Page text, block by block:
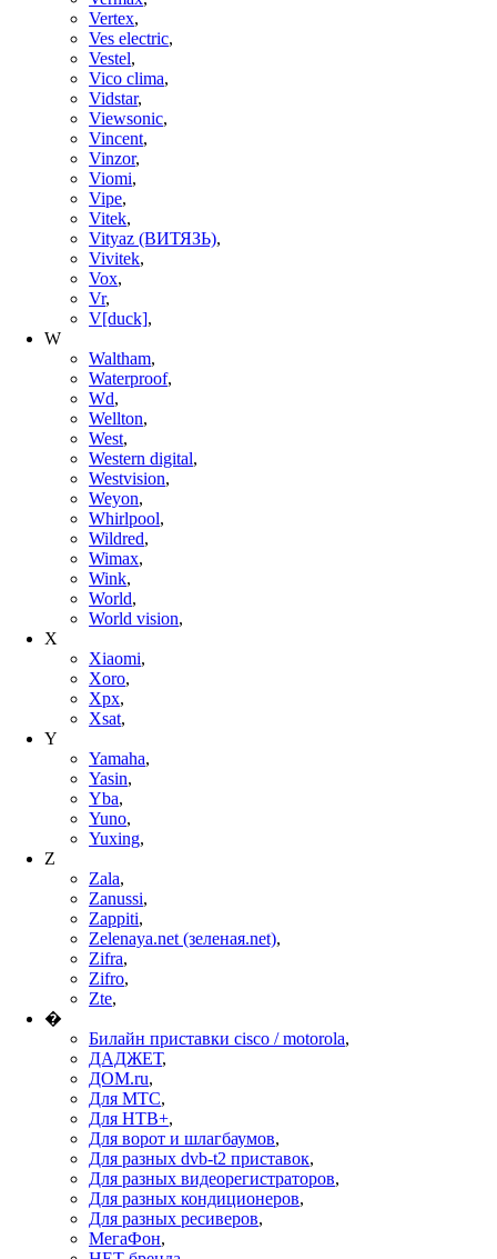
Vertex,
Ves electric,
Vestel,
Vico clima,
Vidstar,
Viewsonic,
Vincent,
Vinzor,
Viomi,
Vipe,
Vitek,
Vityaz (ВИТЯЗЬ),
Vivitek,
Vox,
Vr,
V[duck],
W
Waltham,
Waterproof,
Wd,
Wellton,
West,
Western digital,
Westvision,
Weyon,
Whirlpool,
Wildred,
Wimax,
Wink,
World,
World vision,
X
Xiaomi,
Xoro,
Xpx,
Xsat,
Y
Yamaha,
Yasin,
Yba,
Yuno,
Yuxing,
Z
Zala,
Zanussi,
Zappiti,
Zelenaya.net (зеленая.net),
Zifra,
Zifro,
Zte,
�
Билайн приставки cisco / motorola,
ДАДЖЕТ,
ДОМ.ru,
Для МТС,
Для НТВ+,
Для ворот и шлагбаумов,
Для разных dvb-t2 приставок,
Для разных видеорегистраторов,
Для разных кондиционеров,
Для разных ресиверов,
МегаФон,